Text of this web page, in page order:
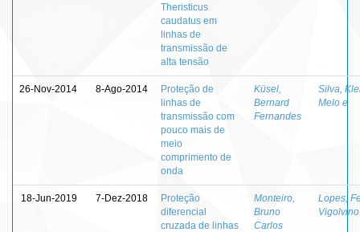
Theristicus
caudatus em
linhas de
transmissão de
alta tensão
26-Nov-2014 8-Ago-2014
Proteção de
linhas de
transmissão com
pouco mais de
meio
comprimento de
onda
Küsel,
Bernard
Fernandes
Silva,
Melo e
18-Jun-2019 7-Dez-2018
Proteção
diferencial
cruzada de linhas
Monteiro,
Bruno
Carlos
Lopes,
Vigolvino